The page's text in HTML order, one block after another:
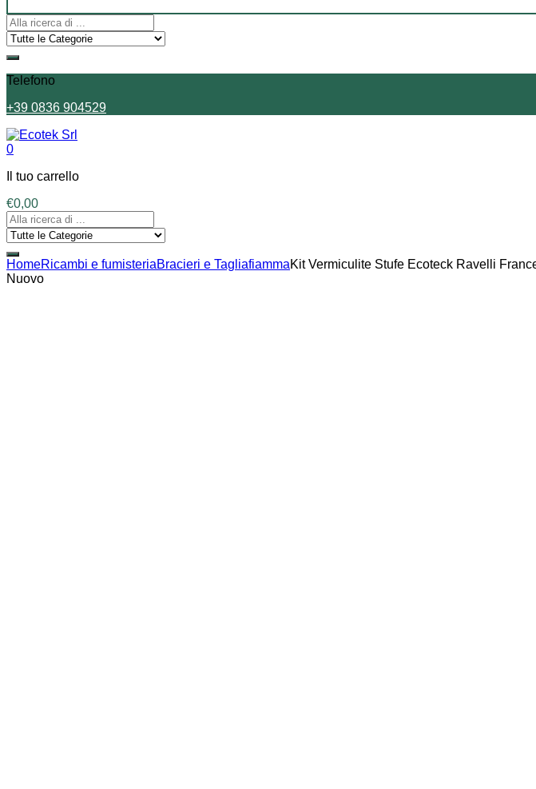
Telefono
+39 0836 904529
0
Il tuo carrello
€0,00
HomeRicambi e fumisteriaBracieri e TagliafiammaKit Vermiculite Stufe Ecoteck Ravelli
Nuovo